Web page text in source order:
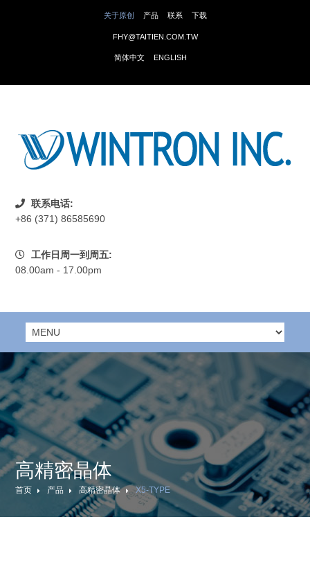
关于原创 产品 联系 下载
FHY@TAITIEN.COM.TW
简体中文 ENGLISH
联系电话:
+86 (371) 86585690
工作日周一到周五:
08.00am - 17.00pm
高精密晶体
首页 产品 高精密晶体 X5-TYPE